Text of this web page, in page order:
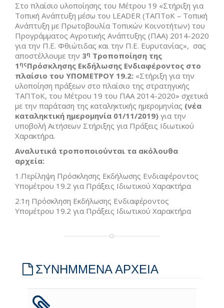
Στο πλαίσιο υλοποίησης του Μέτρου 19 «Στήριξη για
Τοπική Ανάπτυξη μέσω του LEADER (ΤΑΠΤοΚ – Τοπική
Ανάπτυξη με Πρωτοβουλία Τοπικών Κοινοτήτων) του
Προγράμματος Αγροτικής Ανάπτυξης (ΠΑΑ) 2014-2020
για την Π.Ε. Φθιώτιδας και την Π.Ε. Ευρυτανίας», σας
αποστέλλουμε την 3η Τροποποίηση της
1 ηςΠρόσκλησης Εκδήλωσης Ενδιαφέροντος στο
πλαίσιο του ΥΠΟΜΕΤΡΟΥ 19.2: «Στήριξη για την
υλοποίηση πράξεων στο πλαίσιο της στρατηγικής
ΤΑΠΤοΚ, του Μέτρου 19 του ΠΑΑ 2014-2020» σχετικά
με την παράταση της καταληκτικής ημερομηνίας (νέα
καταληκτική ημερομηνία 01/11/2019) για την
υποβολή Αιτήσεων Στήριξης για Πράξεις Ιδιωτικού
Χαρακτήρα.
Αναλυτικά τροποποιούνται τα ακόλουθα
αρχεία:
1.Περίληψη Πρόσκλησης Εκδήλωσης Ενδιαφέροντος
Υπομέτρου 19.2 για Πράξεις Ιδιωτικού Χαρακτήρα
2.1η Πρόσκληση Εκδήλωσης Ενδιαφέροντος
Υπομέτρου 19.2 για Πράξεις Ιδιωτικού Χαρακτήρα
ΣΥΝΗΜΜΕΝΑ ΑΡΧΕΙΑ